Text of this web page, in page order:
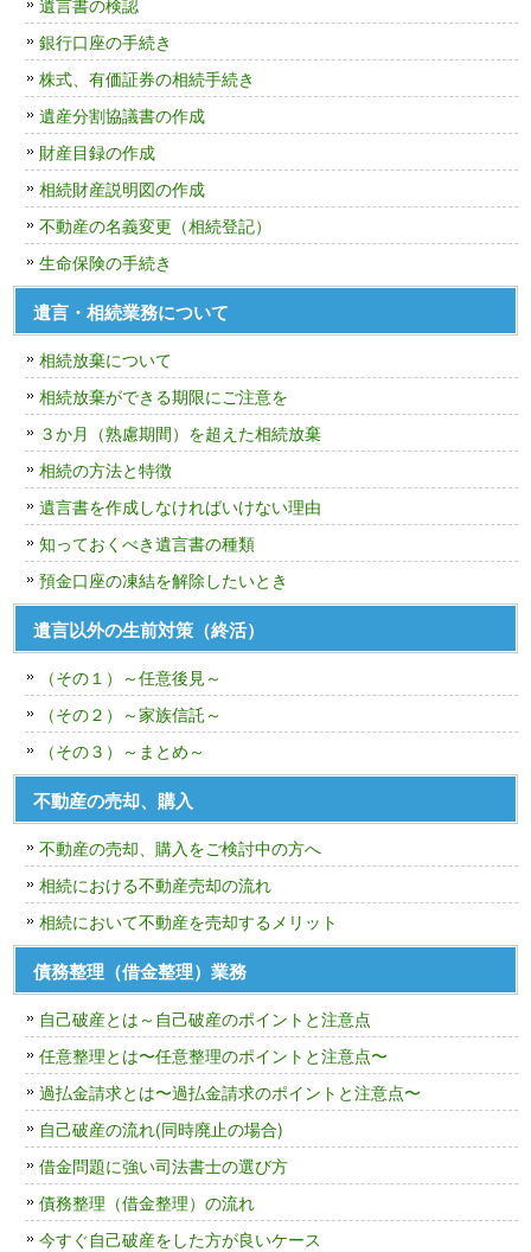
遺言書の検認
銀行口座の手続き
株式、有価証券の相続手続き
遺産分割協議書の作成
財産目録の作成
相続財産説明図の作成
不動産の名義変更（相続登記）
生命保険の手続き
遺言・相続業務について
相続放棄について
相続放棄ができる期限にご注意を
３か月（熟慮期間）を超えた相続放棄
相続の方法と特徴
遺言書を作成しなければいけない理由
知っておくべき遺言書の種類
預金口座の凍結を解除したいとき
遺言以外の生前対策（終活）
（その１）～任意後見～
（その２）～家族信託～
（その３）～まとめ～
不動産の売却、購入
不動産の売却、購入をご検討中の方へ
相続における不動産売却の流れ
相続において不動産を売却するメリット
債務整理（借金整理）業務
自己破産とは～自己破産のポイントと注意点
任意整理とは〜任意整理のポイントと注意点〜
過払金請求とは〜過払金請求のポイントと注意点〜
自己破産の流れ(同時廃止の場合)
借金問題に強い司法書士の選び方
債務整理（借金整理）の流れ
今すぐ自己破産をした方が良いケース